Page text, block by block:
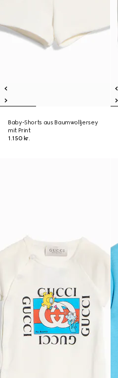
Baby-Shorts aus Baumwolljersey
mit Print
1.150 kr.